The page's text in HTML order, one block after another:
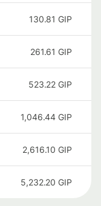
130.81 GIP
261.61 GIP
523.22 GIP
1,046.44 GIP
2,616.10 GIP
5,232.20 GIP